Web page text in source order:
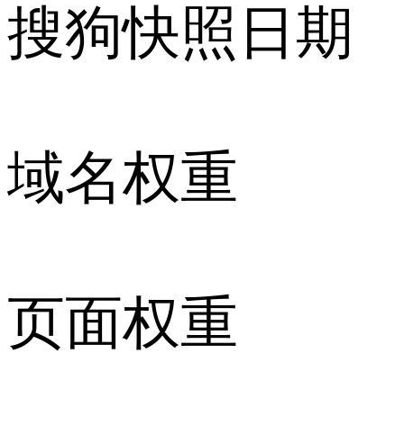
搜狗快照日期
域名权重
页面权重